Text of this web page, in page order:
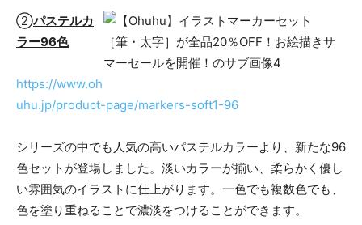
②パステルカ
ラー96色
https://www.oh
uhu.jp/product-page/markers-soft1-96
シリーズの中でも人気の高いパステルカラーより、新たな96
色セットが登場しました。淡いカラーが揃い、柔らかく優し
い雰囲気のイラストに仕上がります。一色でも複数色でも、
色を塗り重ねることで濃淡をつけることができます。